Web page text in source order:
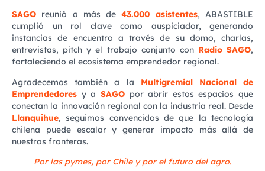
SAGO reunió a más de43.000 asistentes, ABASTIBLE
cumplió un rol clave como auspiciador, generando
instancias de encuentro a través de su domo, charlas,
entrevistas, pitch y el trabajo conjunto con Radio SAGO,
fortaleciendo el ecosistema emprendedor regional.
Agradecemos también a la Multigremial Nacional de
Emprendedores y a SAGOpor abrir estos espacios que
conectan la innovación regional con la industria real. Desde
Llanquihue, seguimos convencidos de que la tecnología
chilena puede escalar y generar impacto más allá de
nuestras fronteras.
Por las pymes, por Chile y por el futuro del agro.